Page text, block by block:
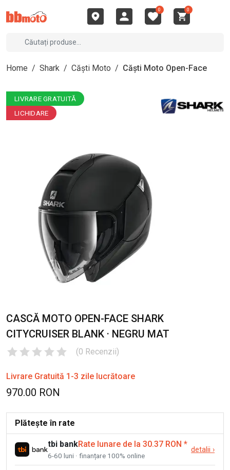
0 0
Home / Shark / Căști Moto / Căști Moto Open-Face
LIVRARE GRATUITĂ
LICHIDARE
CASCĂ MOTO OPEN-FACE SHARK
CITYCRUISER BLANK · NEGRU MAT
(0 Recenzii)
Livrare Gratuită 1-3 zile lucrătoare
970.00 RON
Plătește în rate
tbi bankRate lunare de la 30.37 RON *
6-60 luni · finanțare 100% online
detalii ›